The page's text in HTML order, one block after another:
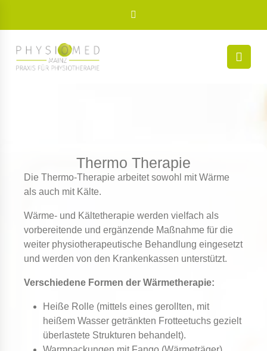
Thermo Therapie
Die Thermo-Therapie arbeitet sowohl mit Wärme
als auch mit Kälte.
Wärme- und Kältetherapie werden vielfach als
vorbereitende und ergänzende Maßnahme für die
weiter physiotherapeutische Behandlung eingesetzt
und werden von den Krankenkassen unterstützt.
Verschiedene Formen der Wärmetherapie:
Heiße Rolle (mittels eines gerollten, mit
heißem Wasser getränkten Frotteetuchs gezielt
überlastete Strukturen behandelt).